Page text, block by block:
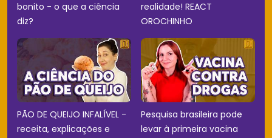
bonito - o que a ciência
diz?
realidade! REACT
OROCHINHO
PÃO DE QUEIJO INFALÍVEL -
receita, explicações e
Pesquisa brasileira pode
levar à primeira vacina